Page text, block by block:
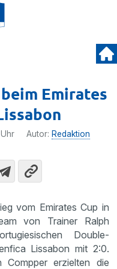
Emirates
Autor: Redaktion
vom Emirates Cup in
von Trainer Ralph
Double-
Lissabon mit 2:0.
Compper erzielten die